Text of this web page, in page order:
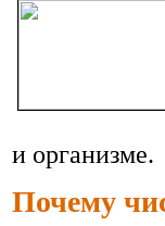
и организме.
Почему